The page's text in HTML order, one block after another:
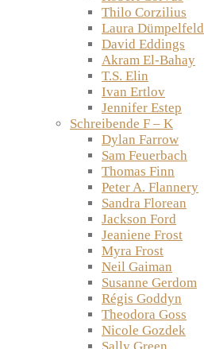
Thilo Corzilius
Laura Dümpelfeld
David Eddings
Akram El-Bahay
T.S. Elin
Ivan Ertlov
Jennifer Estep
Schreibende F – K
Dylan Farrow
Sam Feuerbach
Thomas Finn
Peter A. Flannery
Sandra Florean
Jackson Ford
Jeaniene Frost
Myra Frost
Neil Gaiman
Susanne Gerdom
Régis Goddyn
Theodora Goss
Nicole Gozdek